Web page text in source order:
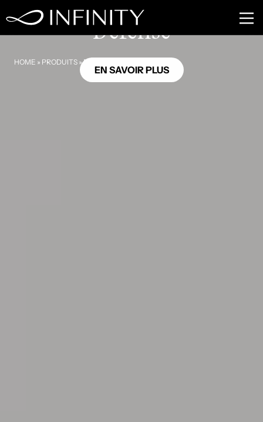
HOME » PRODUITS »DÉFENSE
NU07
Défense
EN SAVOIR PLUS